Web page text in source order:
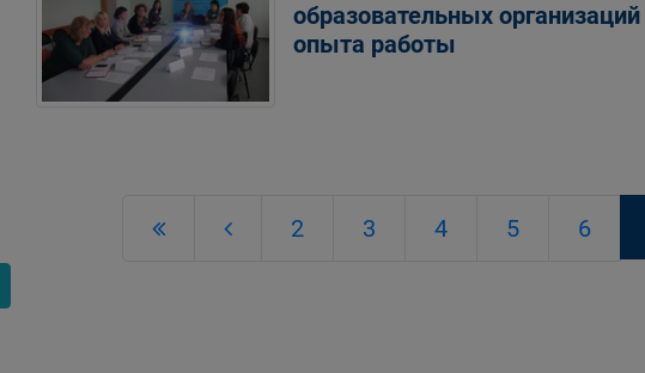
образовательных
опыта работы
2 3 4 5 6